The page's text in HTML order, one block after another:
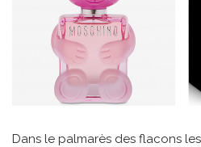
Dans le palmarès des flacons